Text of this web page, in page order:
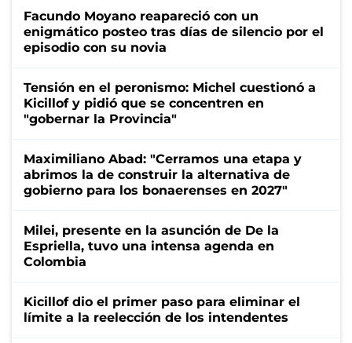
Facundo Moyano reapareció con un
enigmático posteo tras días de silencio por el
episodio con su novia
Tensión en el peronismo: Michel cuestionó a
Kicillof y pidió que se concentren en
"gobernar la Provincia"
Maximiliano Abad: "Cerramos una etapa y
abrimos la de construir la alternativa de
gobierno para los bonaerenses en 2027"
Milei, presente en la asunción de De la
Espriella, tuvo una intensa agenda en
Colombia
Kicillof dio el primer paso para eliminar el
límite a la reelección de los intendentes